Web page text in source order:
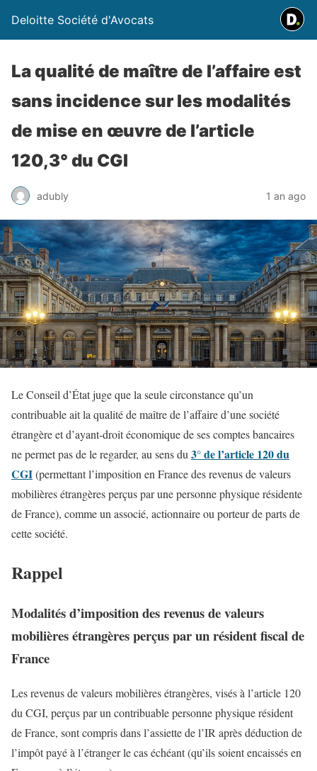
Deloitte Société d'Avocats
La qualité de maître de l’affaire est
sans incidence sur les modalités
de mise en œuvre de l’article
120,3° du CGI
adubly 1 an ago
Le Conseil d’État juge que la seule circonstance qu’un
contribuable ait la qualité de maître de l’affaire d’une société
étrangère et d’ayant-droit économique de ses comptes bancaires
ne permet pas de le regarder, au sens du 3° de l’article 120 du
CGI(permettant l’imposition en France des revenus de valeurs
mobilières étrangères perçus par une personne physique résidente
de France), comme un associé, actionnaire ou porteur de parts de
cette société.
Rappel
Modalités d’imposition des revenus de valeurs
mobilières étrangères perçus par un résident fiscal de
France
Les revenus de valeurs mobilières étrangères, visés à l’article 120
du CGI, perçus par un contribuable personne physique résident
de France, sont compris dans l’assiette de l’IR après déduction de
l’impôt payé à l’étranger le cas échéant (qu’ils soient encaissés en